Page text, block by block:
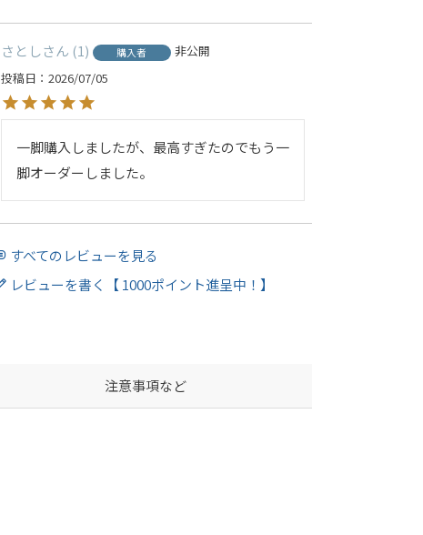
さとし 1 購入者
非公開
投稿日
2026/07/05
一脚購入しましたが、最高すぎたのでもう一
脚オーダーしました。
すべてのレビューを見る
レビューを書く【 1000ポイント進呈中！】
注意事項など